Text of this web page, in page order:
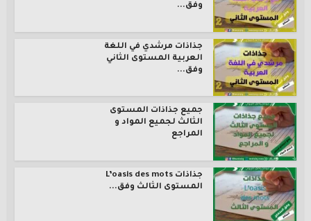
وفق...
جذاذات مرشدي في اللغة
العربية المستوى الثاني
وفق...
جميع جذاذات المستوى
الثالث لجميع المواد و
المراجع
جذاذات L’oasis des mots
المستوى الثالث وفق...